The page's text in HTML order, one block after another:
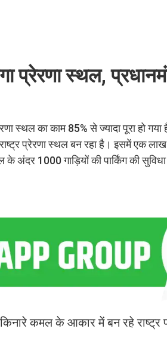
प्रेरणा स्थल,
स्थल का काम 85% से ज्यादा पूरा हो
प्रेरणा स्थल बन रहा है। इसमें एक लाख
अंदर 1000 गाड़ियों की पार्किंग की
कमल के आकार में बन रहे राष्ट्र